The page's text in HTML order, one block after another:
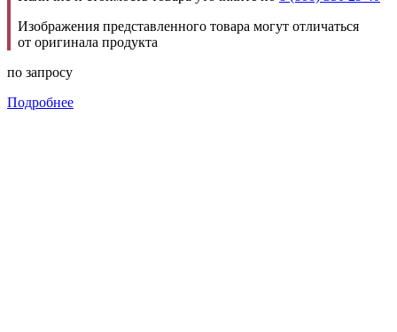
Изображения представленного товара могут отличаться
от оригинала продукта
по запросу
Подробнее